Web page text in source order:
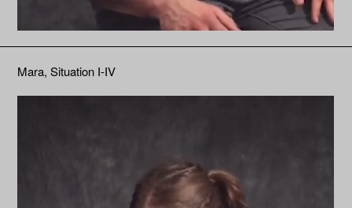
Mara, Situation I-IV